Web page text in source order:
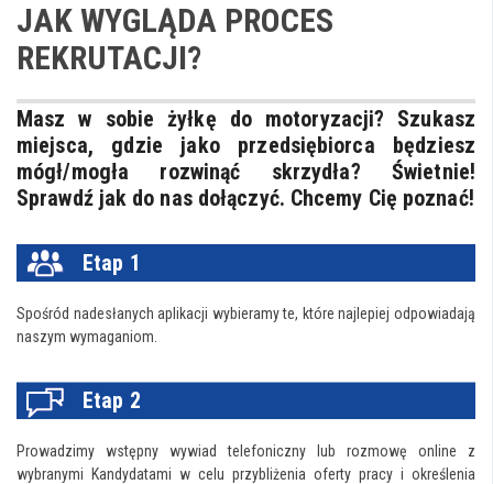
JAK WYGLĄDA PROCES
REKRUTACJI?
Masz w sobie żyłkę do motoryzacji? Szukasz
miejsca, gdzie jako przedsiębiorca będziesz
mógł/mogła rozwinąć skrzydła? Świetnie!
Sprawdź jak do nas dołączyć. Chcemy Cię poznać!
Etap 1
Spośród nadesłanych aplikacji wybieramy te, które najlepiej odpowiadają
naszym wymaganiom.
Etap 2
Prowadzimy wstępny wywiad telefoniczny lub rozmowę online z
wybranymi Kandydatami w celu przybliżenia oferty pracy i określenia